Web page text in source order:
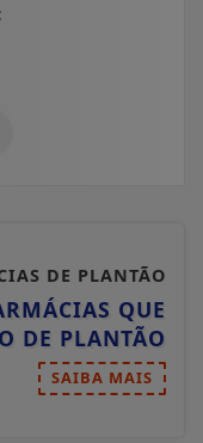
DE PLANTÃO
QUE
DE PLANTÃO
SAIBA MAIS